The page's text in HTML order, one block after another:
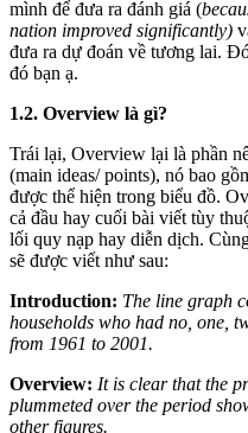
mình để đưa ra đánh giá (
nation improved significantly)
đưa ra dự đoán về tương lai.
đó bạn ạ.
1.2. Overview là gì?
Trái lại, Overview lại là phần
(main ideas/ points), nó bao
được thể hiện trong biểu đồ.
cả đầu hay cuối bài viết tùy
lối quy nạp hay diễn dịch.
sẽ được viết như sau:
Introduction: The line graph
households who had no, one,
from 1961 to 2001.
Overview: It is clear that the
plummeted over the period
other figures.